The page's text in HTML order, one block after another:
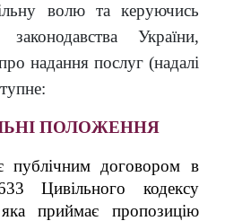
волю та керуючись
України,
надання послуг (надалі
ПОЛОЖЕННЯ
публічним договором в
Цивільного кодексу
приймає пропозицію